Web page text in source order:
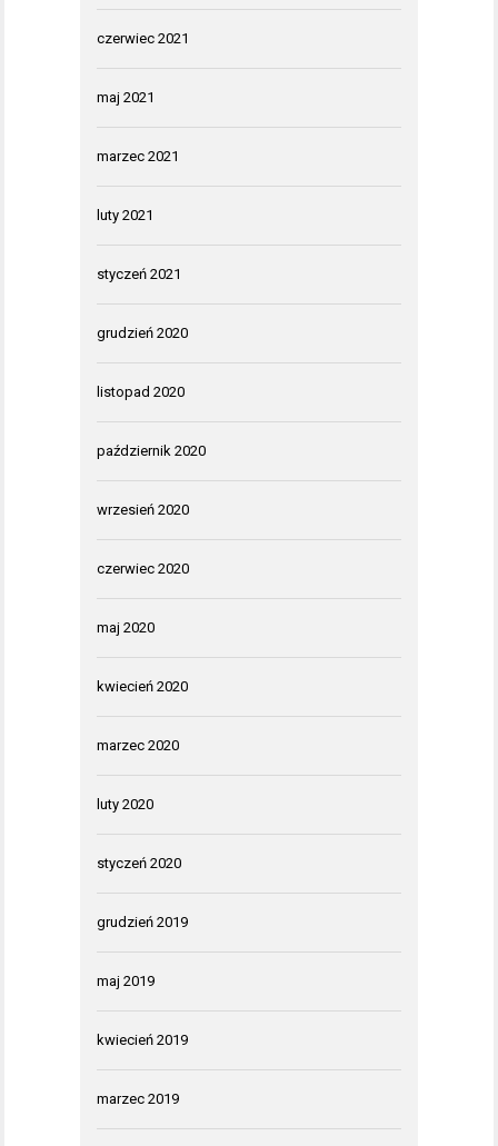
czerwiec 2021
maj 2021
marzec 2021
luty 2021
styczeń 2021
grudzień 2020
listopad 2020
październik 2020
wrzesień 2020
czerwiec 2020
maj 2020
kwiecień 2020
marzec 2020
luty 2020
styczeń 2020
grudzień 2019
maj 2019
kwiecień 2019
marzec 2019